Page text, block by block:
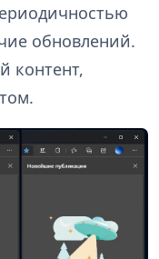
обновлений.
контент,